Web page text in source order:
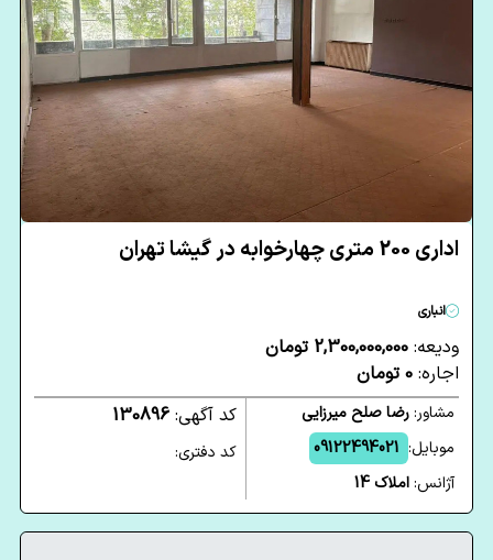
اداری 200 متری چهارخوابه در گیشا تهران
انباری
ودیعه: 2,300,000,000 تومان
اجاره: 0 تومان
مشاور:رضا صلح میرزایی
موبایل: 09122494021
آژانس:املاک 14
کد آگهی: 130896
کد دفتری: